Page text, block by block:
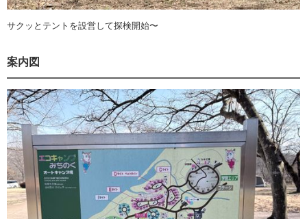
サクッとテントを設営して探検開始〜
案内図